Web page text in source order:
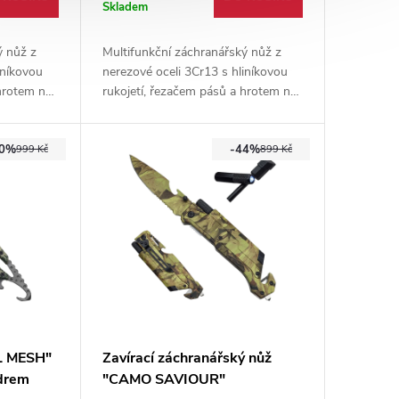
nůž z
na
Skladem
Multifunkční záchranářský nůž z
nerezové oceli 3Cr13 s hliníkovou
rukojetí, řezačem pásů a hrotem na
pilka, otvírák a kapesní klip.
999 Kč
MESH"
899 Kč
-44%
Zavírací záchranářský nůž
"CAMO SAVIOUR"